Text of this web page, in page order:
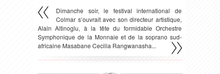
Dimanche soir, le festival international de
Colmar s’ouvrait avec son directeur artistique,
Alain Altinoglu, à la tête du formidable Orchestre
Symphonique de la Monnaie et de la soprano sud-
africaine Masabane Cecilia Rangwanasha...